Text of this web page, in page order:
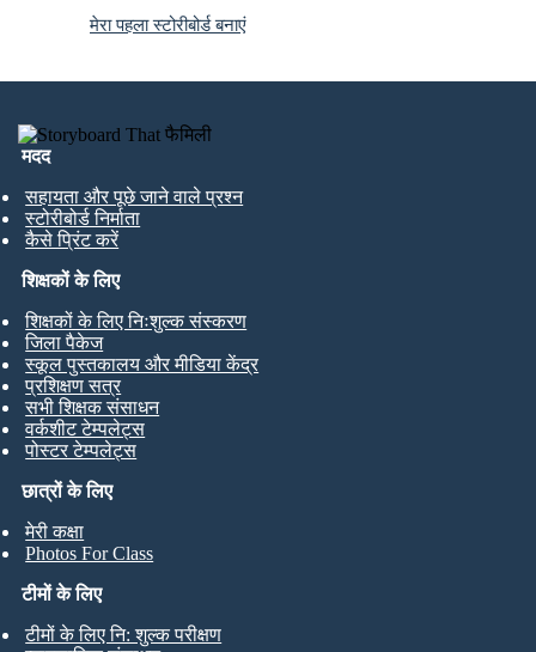
मेरा पहला स्टोरीबोर्ड बनाएं
मदद
सहायता और पूछे जाने वाले प्रश्न
स्टोरीबोर्ड निर्माता
कैसे प्रिंट करें
छात्रों के लिए
मेरी कक्षा
Photos For Class
शिक्षकों के लिए
शिक्षकों के लिए निःशुल्क संस्करण
जिला पैकेज
स्कूल पुस्तकालय और मीडिया केंद्र
प्रशिक्षण सत्र
सभी शिक्षक संसाधन
वर्कशीट टेम्पलेट्स
पोस्टर टेम्पलेट्स
टीमों के लिए
टीमों के लिए नि: शुल्क परीक्षण